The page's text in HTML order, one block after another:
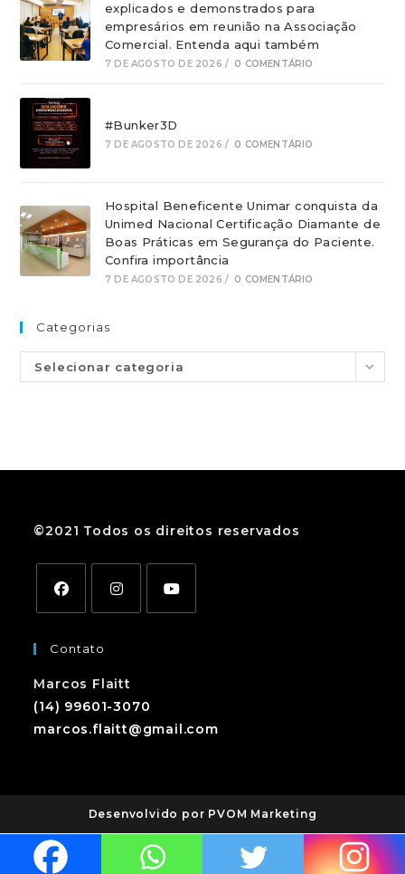
explicados e demonstrados para
empresários em reunião na Associação
Comercial. Entenda aqui também
7 DE AGOSTO DE 2026 / 0 COMENTÁRIO
#Bunker3D
7 DE AGOSTO DE 2026 / 0 COMENTÁRIO
Hospital Beneficente Unimar conquista da
Unimed Nacional Certificação Diamante de
Boas Práticas em Segurança do Paciente.
Confira importância
7 DE AGOSTO DE 2026 / 0 COMENTÁRIO
Categorias
Selecionar categoria
©2021 Todos os direitos reservados
Contato
Marcos Flaitt
(14) 99601-3070
marcos.flaitt@gmail.com
Desenvolvido por PVOM Marketing